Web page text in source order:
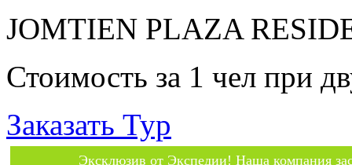
JOMTIEN PLAZA
Стоимость за 1 чел при
Заказать Тур
Эксклюзив от Экспедии! Наша компания